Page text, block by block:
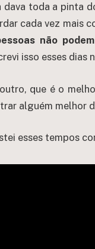
dava toda a pinta
cada vez mais
não
isso esses dias
que é o
alguém melhor
esses tempos